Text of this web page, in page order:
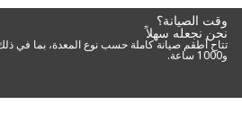
engine performance by
friction and heat
وقت الصيانة؟
نحن نجعله سهلاً